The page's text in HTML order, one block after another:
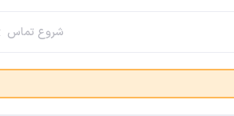
شروع تماس